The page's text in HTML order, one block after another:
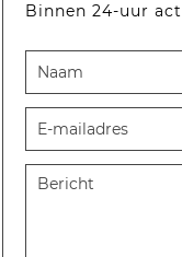
Binnen 24-uur